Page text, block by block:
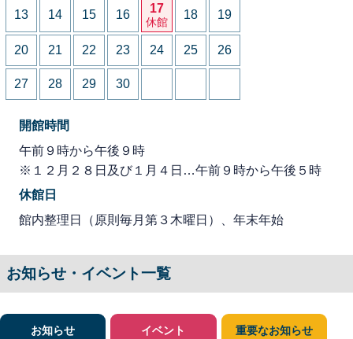
13 14 15 16 17
休館
18 19
20 21 22 23 24 25 26
27 28 29 30
開館時間
午前９時から午後９時
※１２月２８日及び１月４日…午前９時から午後５時
休館日
館内整理日（原則毎月第３木曜日）、年末年始
お知らせ・イベント一覧
お知らせ イベント 重要なお知らせ